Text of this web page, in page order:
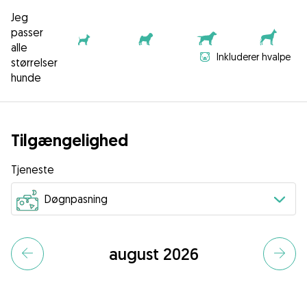
Jeg
passer
alle
størrelser
hunde
Inkluderer hvalpe
Tilgængelighed
Tjeneste
august 2026